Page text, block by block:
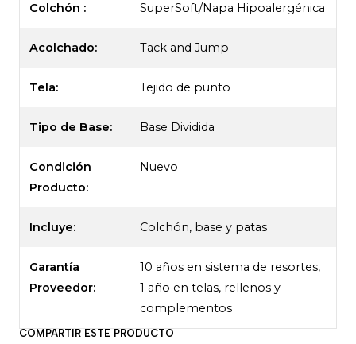
Colchón :
SuperSoft/Napa Hipoalergénica
Acolchado: Tack and Jump
Tela: Tejido de punto
Tipo de Base: Base Dividida
Condición
Producto:
Nuevo
Incluye: Colchón, base y patas
Garantía
Proveedor:
10 años en sistema de resortes,
1 año en telas, rellenos y
complementos
COMPARTIR ESTE PRODUCTO